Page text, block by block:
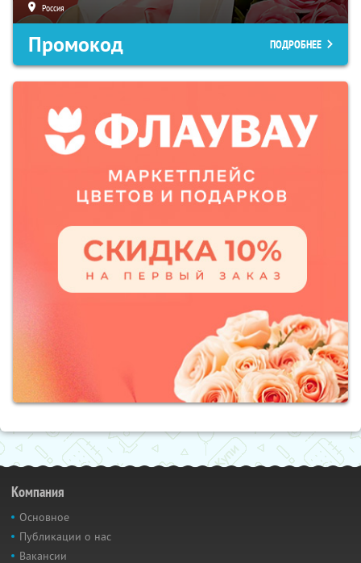
Россия
Промокод ПОДРОБНЕЕ
Компания
Основное
Публикации о нас
Вакансии